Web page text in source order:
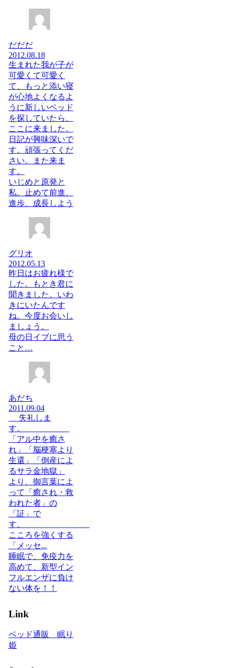
だだだ
2012.08.18
生まれた我が子が
可愛くて可愛く
て、もっと添い寝
が心地よくなるよ
うに新しいベッド
を探していたら、
ここに来ました。
日記が興味深いで
す。頑張ってくだ
さい。また来ま
す。
いじめと原発と
私。止めて前進、
進歩、成長しよう
グリオ
2012.05.13
昨日はお疲れ様で
した。もとき君に
聞きました。いわ
きにいたんです
ね。今度お会いし
ましょう。
母の日イブに思う
こと…
あだち
2011.09.04
失礼しま
す。
「アル中を癒さ
れ」「脳梗塞より
生還」「倒産によ
るサラ金地獄」
より、御言葉によ
って「癒され・救
われた者」の
「証」で
す。
こころを強くする
「メッセ...
睡眠で、免疫力を
高めて、新型イン
フルエンザに負け
ない体を！！
Link
ベッド通販 眠り
姫